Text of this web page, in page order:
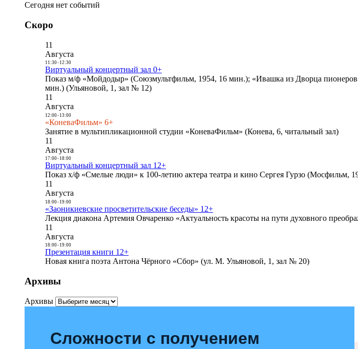
Сегодня нет событий
Скоро
11
Августа
11:30- 12:30
Виртуальный концертный зал 0+
Показ м/ф «Мойдодыр» (Союзмультфильм, 1954, 16 мин.); «Ивашка из Дворца
мин.) (Ульяновой, 1, зал № 12)
11
Августа
12:00- 13:00
«КоневаФильм» 6+
Занятие в мультипликационной студии «КоневаФильм» (Конева, 6, читальный зал)
11
Августа
17:00- 18:00
Виртуальный концертный зал 12+
Показ х/ф «Смелые люди» к 100-летию актера театра и кино Сергея Гурзо (Мосфильм,
11
Августа
18:00- 19:00
«Заоникиевские просветительские беседы» 12+
Лекция диакона Артемия Овчаренко «Актуальность красоты на пути духовного
11
Августа
18:00- 19:00
Презентация книги 12+
Новая книга поэта Антона Чёрного «Сбор» (ул. М. Ульяновой, 1, зал № 20)
Архивы
Архивы
Сложности с получением